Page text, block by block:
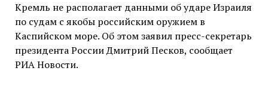
Кремль не располагает данными об ударе Израиля
по судам с якобы российским оружием в
Каспийском море. Об этом заявил пресс-секретарь
президента России Дмитрий Песков, сообщает
РИА Новости.